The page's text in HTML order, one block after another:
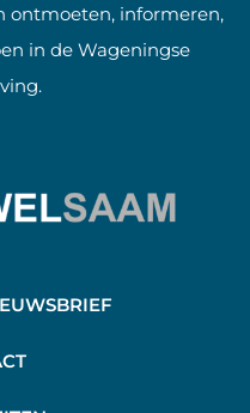
ontmoeten, informeren,
in de Wageningse